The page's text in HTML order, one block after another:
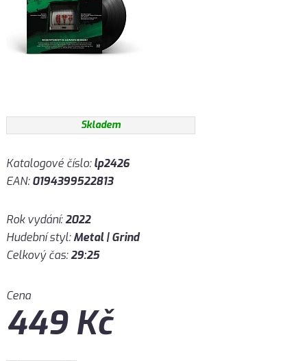
Skladem
Katalogové číslo:lp2426
EAN:0194399522813
Rok vydání:2022
Hudební styl:Metal | Grind
Celkový čas:29:25
Cena
449Kč